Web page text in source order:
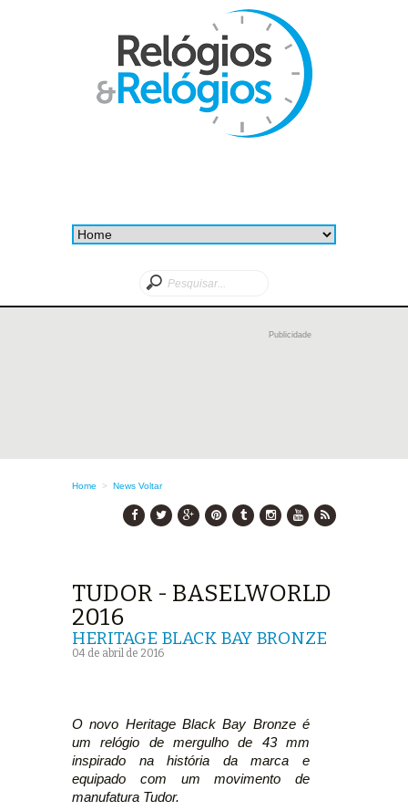
Publicidade
Home > News Voltar
TUDOR - BASELWORLD
2016
HERITAGE BLACK BAY BRONZE
04 de abril de 2016
O novo Heritage Black Bay Bronze é
um relógio de mergulho de 43 mm
inspirado na história da marca e
equipado com um movimento de
manufatura Tudor.